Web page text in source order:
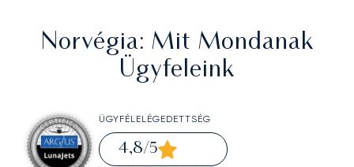
Norvégia: Mit Mondanak
Ügyfeleink
ÜGYFÉLELÉGEDETTSÉG
4,8/5